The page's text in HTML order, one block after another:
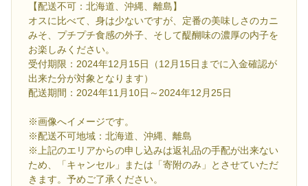
【配送不可：北海道、沖縄、離島】
オスに比べて、身は少ないですが、定番の美味しさのカニ
みそ、プチプチ食感の外子、そして醍醐味の濃厚の内子を
お楽しみください。
受付期限：2024年12月15日（12月15日までに入金確認が
出来た分が対象となります）
配送期間：2024年11月10日～2024年12月25日
※画像へイメージです。
※配送不可地域：北海道、沖縄、離島
※上記のエリアからの申し込みは返礼品の手配が出来ない
ため、「キャンセル」または「寄附のみ」とさせていただ
きます。予めご了承ください。